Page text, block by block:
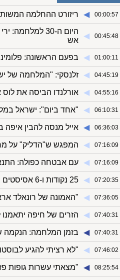
00:00:57
◀︎ ריזורט ההחלמה
00:45:48
◀︎
היום ה-30
אש
01:00:11
◀︎ בפעם הראשונה:
04:45:19
◀︎ זלנסקי: "המלחמה של
04:55:16
◀︎ אורלנדו הביסה את לוס
06:10:31
◀︎ "אחד ביום": ישראל
06:36:03
◀︎ אייל מנסה להבין
07:16:09
◀︎ המפגש ש"הדליק" על
07:16:09
◀︎ עם אבטחה כפולה:
07:20:35
◀︎ 25 נקודות ו-6 אסיסטים ברבע: הקונצרט של טייריס הליברטון
07:36:05
◀︎ "האמונה של רונאלד
07:40:31
◀︎ הזרים של חיפה
07:40:31
◀︎ בזמן המלחמה: הנקמה
07:46:02
◀︎ "לא רציתי להגיע
08:25:54
◀︎ "מצאתי עשרות גופות